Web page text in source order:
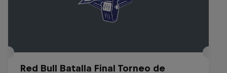
Red Bull Batalla Final Torneo de